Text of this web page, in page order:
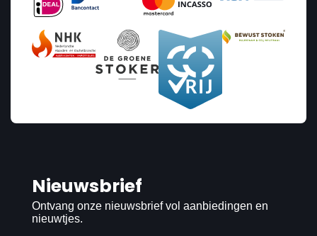
Nieuwsbrief
Ontvang onze nieuwsbrief vol aanbiedingen en
nieuwtjes.